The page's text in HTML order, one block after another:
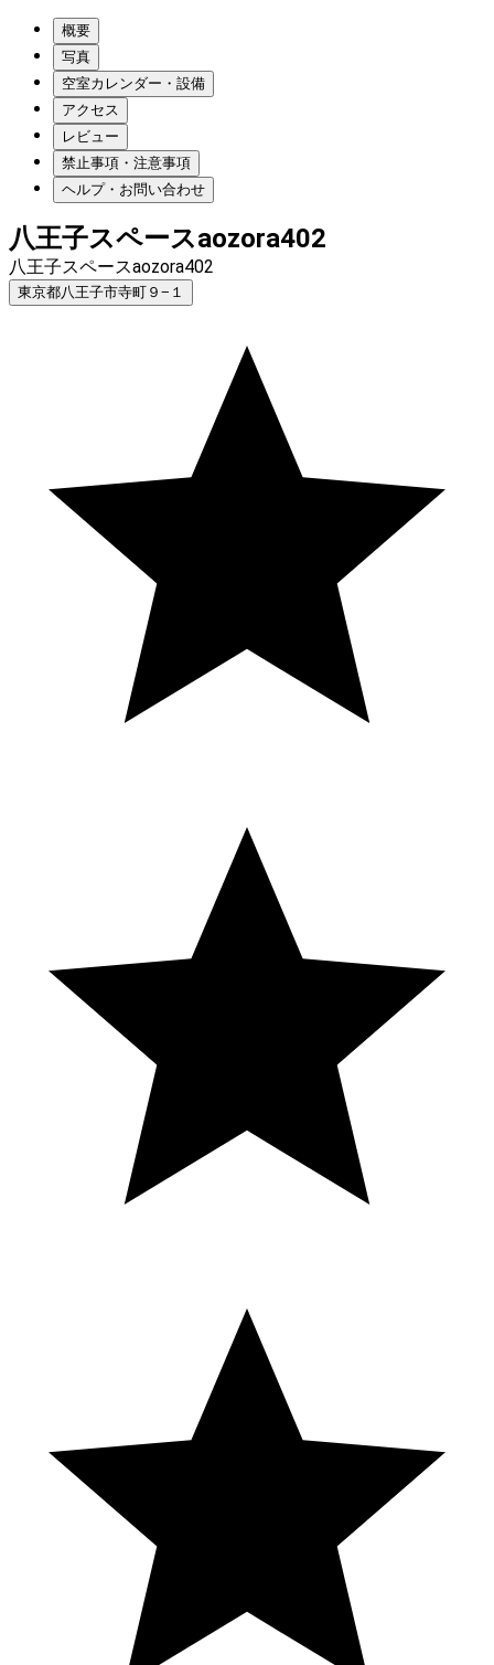
概要
写真
空室カレンダー・設備
アクセス
レビュー
禁止事項・注意事項
ヘルプ・お問い合わせ
八王子スペースaozora402
八王子スペースaozora402
東京都八王子市寺町９−１